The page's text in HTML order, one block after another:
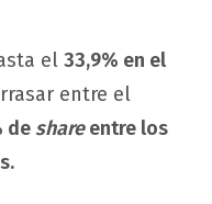
el 33,9% en el
entre el
deshareentre los